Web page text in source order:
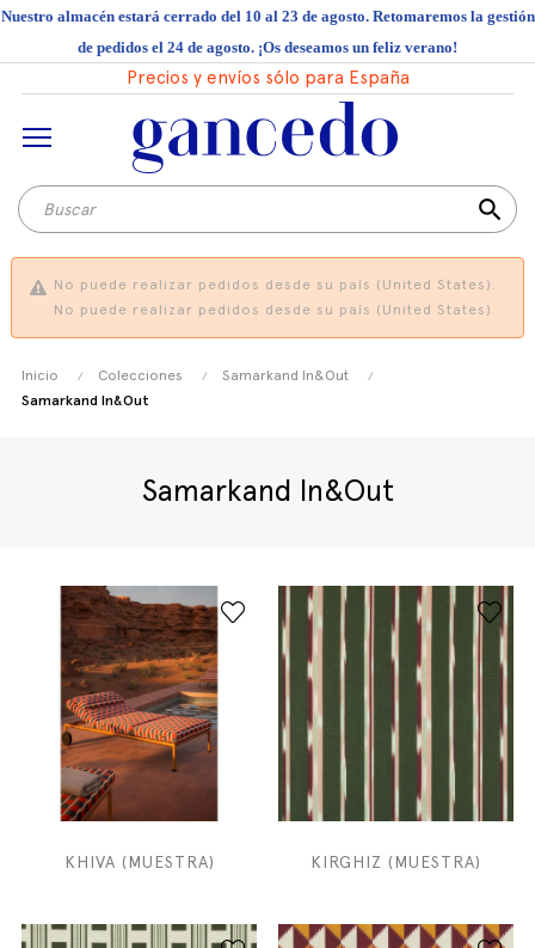
Nuestro almacén estará cerrado del 10 al 23 de agosto. Retomaremos la gestión
de pedidos el 24 de agosto. ¡Os deseamos un feliz verano!
Precios y envíos sólo para España
search
No puede realizar pedidos desde su país (United States).
No puede realizar pedidos desde su país (United States).
Inicio Colecciones
Samarkand In&Out
Samarkand In&Out
Samarkand In&Out
KHIVA (MUESTRA) KIRGHIZ (MUESTRA)